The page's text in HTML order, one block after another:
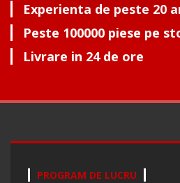
Experienta de peste 20
Peste 100000 piese pe
Livrare in 24 de ore
PROGRAM DE LUCRU